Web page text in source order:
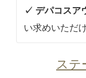
✓ デパコスア
い求めいただ
ス